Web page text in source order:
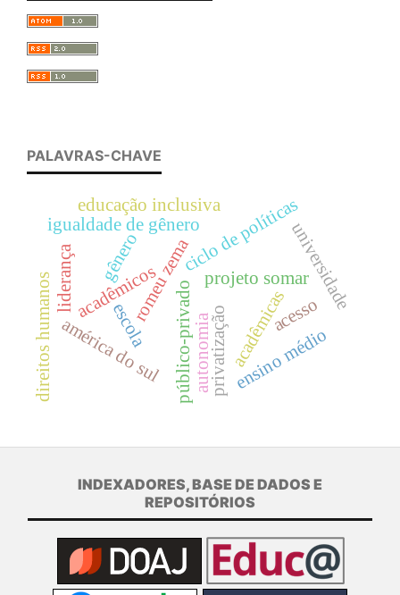
PALAVRAS-CHAVE
privatização
projeto somar
público-privado
romeu zema
igualdade de gênero
acadêmicos acadêmicas
universidade
gênero ciclo de políticas
educação inclusiva
acesso
américa do sul
direitos humanos escola autonomia ensino médio
liderança
INDEXADORES, BASE DE DADOS E
REPOSITÓRIOS